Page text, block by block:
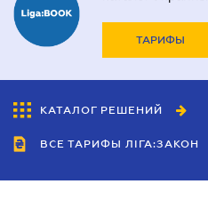
ТАРИФЫ
КАТАЛОГ РЕШЕНИЙ
ВСЕ ТАРИФЫ ЛІГА:ЗАКОН